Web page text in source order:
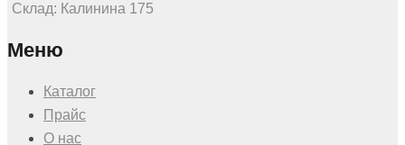
Склад: Калинина 175
Меню
Каталог
Прайс
О нас